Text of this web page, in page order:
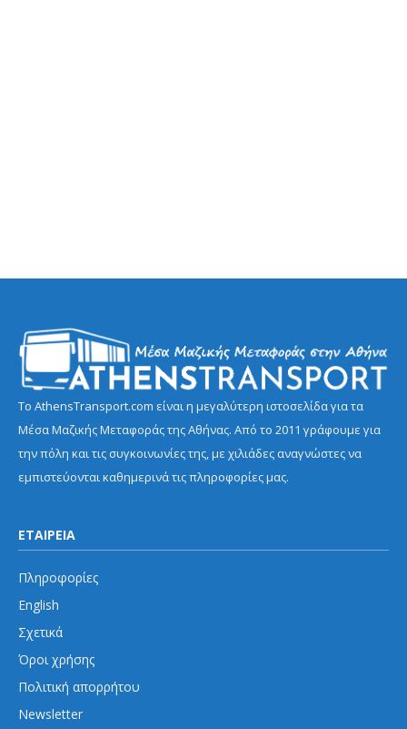
Το AthensTransport.com είναι η μεγαλύτερη ιστοσελίδα για τα
Μέσα Μαζικής Μεταφοράς της Αθήνας. Από το 2011 γράφουμε για
την πόλη και τις συγκοινωνίες της, με χιλιάδες αναγνώστες να
εμπιστεύονται καθημερινά τις πληροφορίες μας.
ΕΤΑΙΡΕΙΑ
Πληροφορίες
English
Σχετικά
Όροι χρήσης
Πολιτική απορρήτου
Newsletter